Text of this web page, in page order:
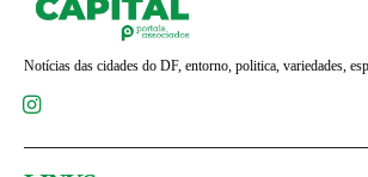
Notícias das cidades do DF, entorno, politica, variedades,